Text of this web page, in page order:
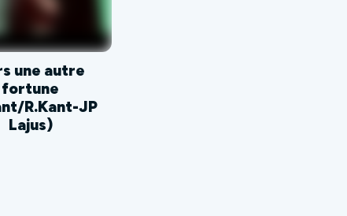
une autre
fortune
R.Kant-JP
Lajus)